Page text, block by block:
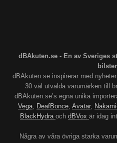
dBAkuten.se - En av Sveriges
dBAkuten.se inspirerar med
30 väl utvalda varumärken till
dBAkuten.se’s egna unika
Vega, DeafBonce, Avatar,
BlackHydra och dBVox är idag
Några av våra övriga starka